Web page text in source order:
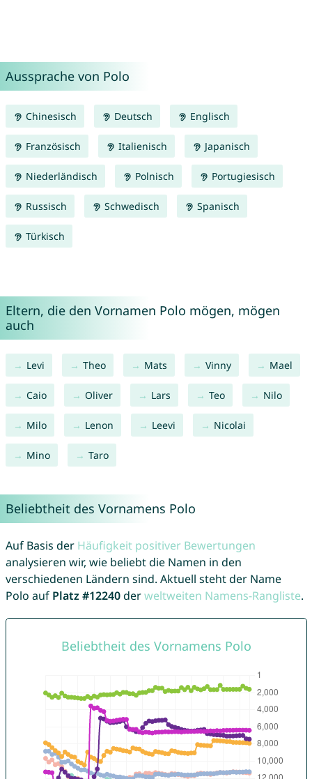
Aussprache von Polo
Chinesisch Deutsch Englisch
Französisch Italienisch Japanisch
Niederländisch Polnisch Portugiesisch
Russisch Schwedisch Spanisch
Türkisch
Eltern, die den Vornamen Polo mögen, mögen
auch
Levi Theo Mats Vinny Mael
Caio Oliver Lars Teo Nilo
Milo Lenon Leevi Nicolai
Mino Taro
Beliebtheit des Vornamens Polo
Auf Basis der Häufigkeit positiver Bewertungen
analysieren wir, wie beliebt die Namen in den
verschiedenen Ländern sind. Aktuell steht der Name
Polo auf Platz #12240derweltweiten Namens-Rangliste.